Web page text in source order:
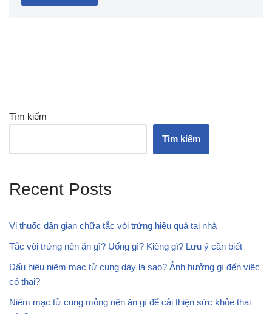
Tìm kiếm
Tìm kiếm
Recent Posts
Vị thuốc dân gian chữa tắc vòi trứng hiệu quả tại nhà
Tắc vòi trứng nên ăn gì? Uống gì? Kiêng gì? Lưu ý cần biết
Dấu hiệu niêm mạc tử cung dày là sao? Ảnh hưởng gì đến việc
có thai?
Niêm mạc tử cung mỏng nên ăn gì để cải thiện sức khỏe thai